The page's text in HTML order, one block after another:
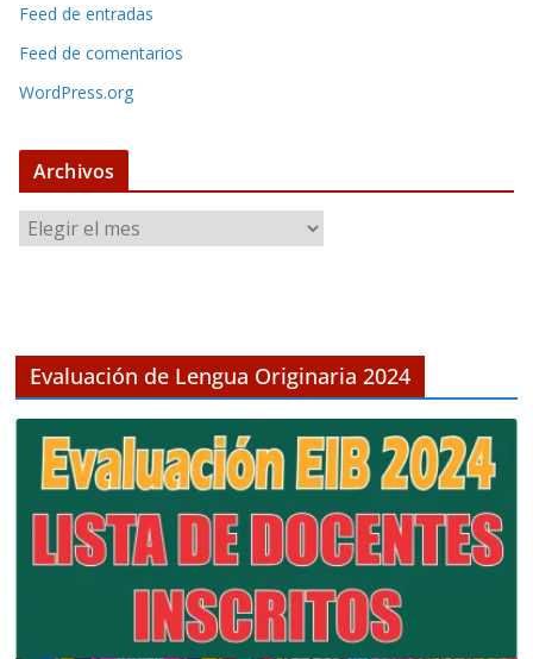
Feed de entradas
Feed de comentarios
WordPress.org
Archivos
r
o
Evaluación de Lengua Originaria 2024